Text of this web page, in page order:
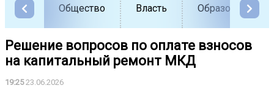
Общество Власть Образование
Решение вопросов по оплате взносов
на капитальный ремонт МКД
19:2523.06.2026